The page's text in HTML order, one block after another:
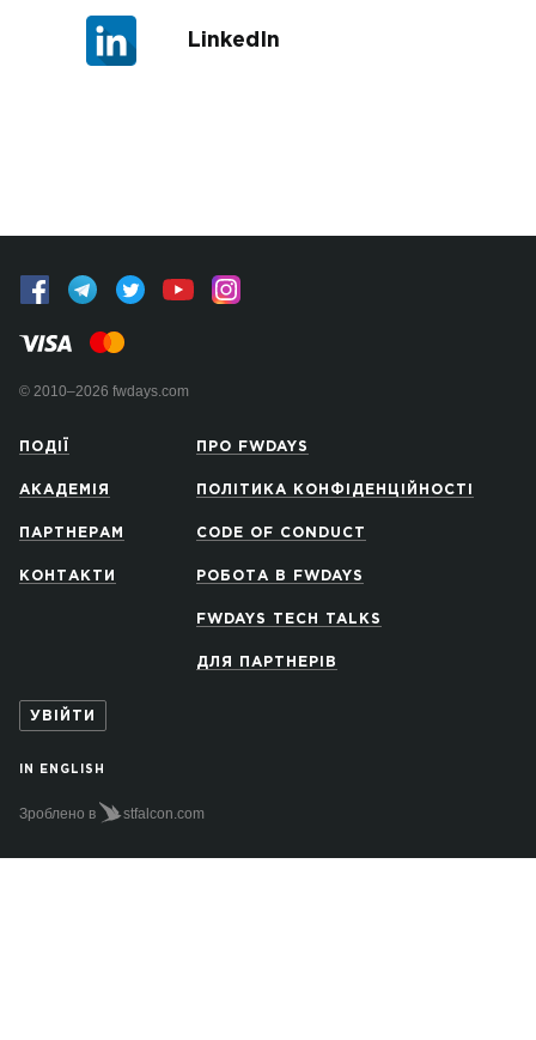
LinkedIn
© 2010–2026 fwdays.com
ПОДІЇ
АКАДЕМІЯ
ПАРТНЕРАМ
КОНТАКТИ
ПРО FWDAYS
ПОЛІТИКА КОНФІДЕНЦІЙНОСТІ
CODE OF CONDUCT
РОБОТА В FWDAYS
FWDAYS TECH TALKS
ДЛЯ ПАРТНЕРІВ
УВІЙТИ
IN ENGLISH
Зроблено в stfalcon.com